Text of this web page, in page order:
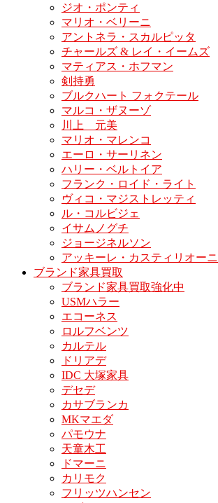
ジオ・ポンティ
マリオ・ベリーニ
アントネラ・スカルピッタ
チャールズ & レイ・イームズ
マティアス・ホフマン
剣持勇
ブルクハート フォクテール
マルコ・ザヌーゾ
川上 元美
マリオ・マレンコ
エーロ・サーリネン
ハリー・ベルトイア
フランク・ロイド・ライト
ヴィコ・マジストレッティ
ル・コルビジェ
イサムノグチ
ジョージネルソン
アッキーレ・カスティリオーニ
ブランド家具買取
ブランド家具買取強化中
USMハラー
エコーネス
ロルフベンツ
カルテル
ドリアデ
IDC 大塚家具
デセデ
カサブランカ
MKマエダ
パモウナ
天童木工
ドマーニ
カリモク
フリッツハンセン